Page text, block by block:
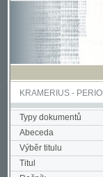
KRAMERIUS-
Typy dokumentů
Abeceda
Výběr titulu
Titul
Ročník